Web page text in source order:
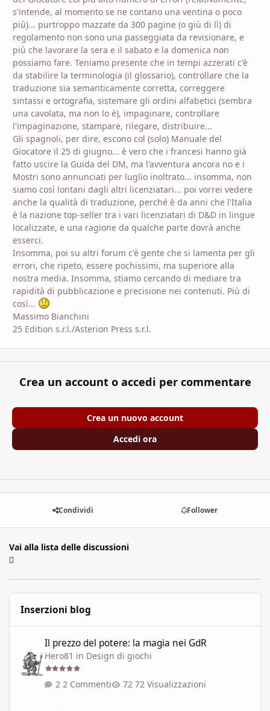
s'intende, al momento se ne contano una ventina o poco
più)... purtroppo mazzate da 300 pagine (o giù di lì) di
regolamento non sono una passeggiata da revisionare, e
più che lavorare la sera e il sabato e la domenica non
possiamo fare. Teniamo presente che in tempi azzerati c'è
da stabilire la terminologia (il glossario), controllare che la
traduzione sia semanticamente corretta, correggere
sintassi e ortografia, sistemare gli ordini alfabetici (sembra
una cavolata, ma non lo è), impaginare, controllare
l'impaginazione, stampare, rilegare, distribuire...
Gli spagnoli, per dire, escono col (solo) Manuale del
Giocatore il 25 di giugno... è vero che i francesi hanno già
fatto uscire la Guida del DM, ma l'avventura ancora no e i
Mostri sono annunciati per luglio inoltrato... insomma, non
siamo così lontani dagli altri licenziatari... poi vorrei vedere
anche la qualità di traduzione, perché è da anni che l'Italia
è la nazione top-seller tra i vari licenziatari di D&D in lingue
localizzate, e una ragione da qualche parte dovrà anche
esserci.
Insomma, poi su altri forum c'è gente che si lamenta per gli
errori, che ripeto, essere pochissimi, ma superiore alla
nostra media. Insomma, stiamo cercando di mediare tra
rapidità di pubblicazione e precisione nei contenuti. Più di
così...
Massimo Bianchini
25 Edition s.r.l./Asterion Press s.r.l.
Crea un account o accedi per commentare
Crea un nuovo account
Accedi ora
Condividi Follower
Vai alla lista delle discussioni
Inserzioni blog
Il prezzo del potere: la magia nei GdR
Hero81 in Design di giochi
2 Commenti 72 Visualizzazioni